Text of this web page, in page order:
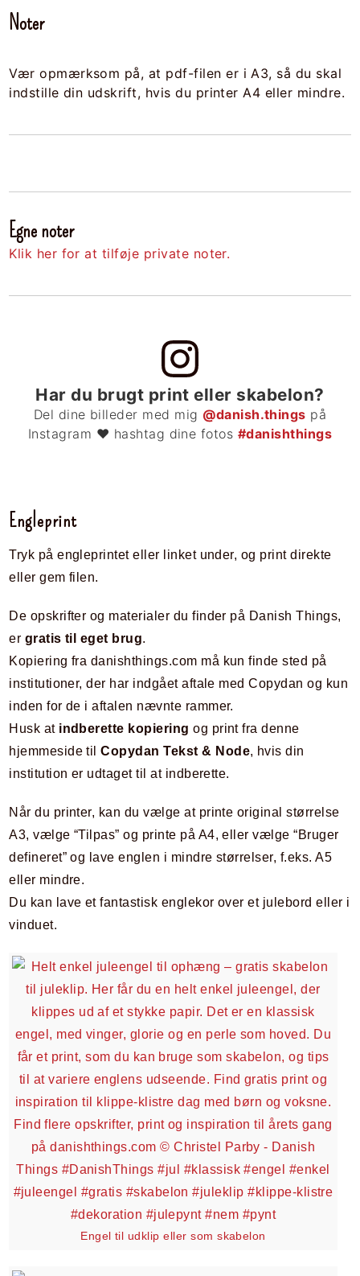
Noter
Vær opmærksom på, at pdf-filen er i A3, så du skal
indstille din udskrift, hvis du printer A4 eller mindre.
Egne noter
Klik her for at tilføje private noter.
Har du brugt print eller skabelon?
Del dine billeder med mig @danish.things på
Instagram ❤ hashtag dine fotos #danishthings
Engleprint
Tryk på engleprintet eller linket under, og print direkte
eller gem filen.
De opskrifter og materialer du finder på Danish Things,
er gratis til eget brug.
Kopiering fra danishthings.com må kun finde sted på
institutioner, der har indgået aftale med Copydan og kun
inden for de i aftalen nævnte rammer.
Husk at indberette kopiering og print fra denne
hjemmeside tilCopydan Tekst & Node, hvis din
institution er udtaget til at indberette.
Når du printer, kan du vælge at printe original størrelse
A3, vælge “Tilpas” og printe på A4, eller vælge “Bruger
defineret” og lave englen i mindre størrelser, f.eks. A5
eller mindre.
Du kan lave et fantastisk englekor over et julebord eller i
vinduet.
Engel til udklip eller som skabelon